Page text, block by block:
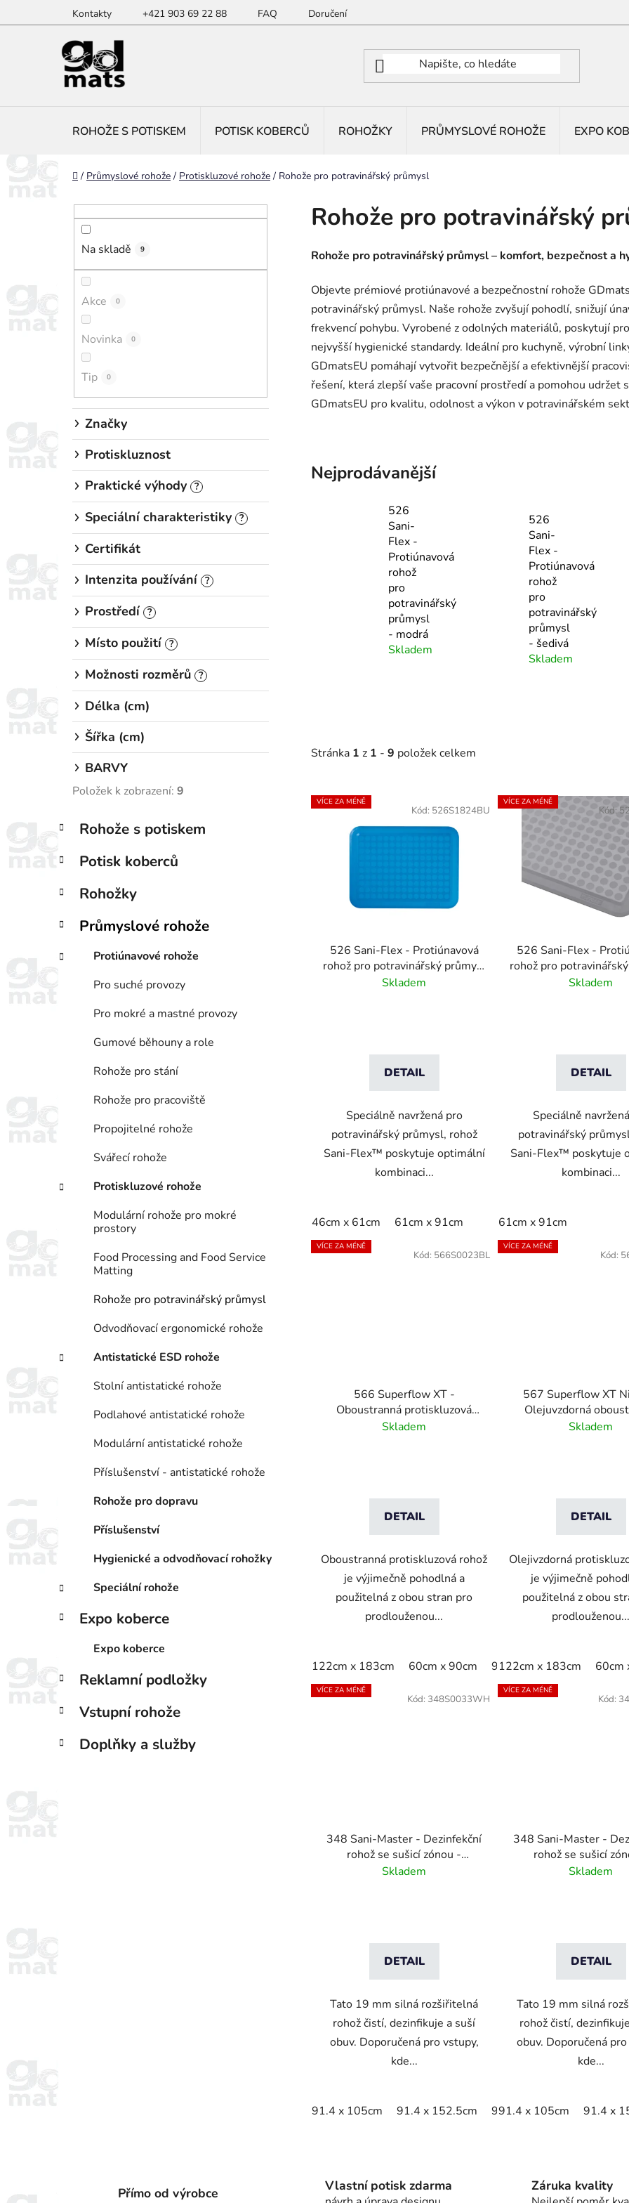
na
Kontakty +421 903 69 22 88 FAQ Doručení
ROHOŽE S POTISKEM POTISK KOBERCŮ ROHOŽKY PRŮMYSLOVÉ ROHOŽE EXPO
Domů
/ Průmyslové rohože / Protiskluzové rohože / Rohože pro potravinářský průmysl
Na skladě 9
Akce 0
Novinka 0
Tip 0
Značky
Protiskluznost
Praktické výhody ?
Speciální charakteristiky ?
Certifikát
Intenzita používání ?
Prostředí ?
Místo použití ?
Možnosti rozměrů ?
Délka (cm)
Šířka (cm)
BARVY
Položek k zobrazení: 9
Přeskočit
kategorie
K
a
e
o
i
Rohože s potiskem
Potisk koberců
Rohožky
Průmyslové rohože
Protiúnavové rohože
Pro suché provozy
Pro mokré a mastné provozy
Gumové běhouny a role
Rohože pro stání
Rohože pro pracoviště
Propojitelné rohože
Svářecí rohože
Protiskluzové rohože
Modulární rohože pro mokré
prostory
Food Processing and Food Service
Matting
Rohože pro potravinářský průmysl
Odvodňovací ergonomické rohože
Antistatické ESD rohože
Stolní antistatické rohože
Podlahové antistatické rohože
Modulární antistatické rohože
Příslušenství - antistatické rohože
Rohože pro dopravu
Příslušenství
Hygienické a odvodňovací rohožky
Speciální rohože
Expo koberce
Expo koberce
Reklamní podložky
Vstupní rohože
Doplňky a služby
Rohože pro potravinářský
Rohože pro potravinářský průmysl – komfort, bezpečnost a
Objevte prémiové protiúnavové a bezpečnostní rohože
potravinářský průmysl. Naše rohože zvyšují pohodlí, snižují
frekvencí pohybu. Vyrobené z odolných materiálů, poskytují
nejvyšší hygienické standardy. Ideální pro kuchyně, výrobní
GDmatsEU pomáhají vytvořit bezpečnější a efektivnější
řešení, která zlepší vaše pracovní prostředí a pomohou udržet
GDmatsEU pro kvalitu, odolnost a výkon v potravinářském
Nejprodávanější
526
Sani-
Flex -
Protiúnavová
rohož
pro
potravinářský
průmysl
- modrá
Skladem
526
Sani-
Flex -
Protiúnavová
rohož
pro
potravinářský
průmysl
- šedivá
Skladem
Stránka 1 z 1 - 9 položek celkem
V
ý
VÍCE ZA MÉNĚ
526 Sani-Flex - Protiúnavová
rohož pro potravinářský průmysl
- modrá
Skladem
DETAIL
Speciálně navržená pro
potravinářský průmysl, rohož
Sani-Flex™ poskytuje optimální
kombinaci...
46cm x 61cm 61cm x 91cm
Kód: 526S1824BU
VÍCE ZA MÉNĚ
526 Sani-Flex -
rohož pro
- šedivá
Skladem
DETAIL
Speciálně
potravinářský
Sani-Flex™ poskytuje
kombinaci...
61cm x 91cm
Kód:
VÍCE ZA MÉNĚ
566 Superflow XT -
Oboustranná protiskluzová
Rohož s drenáží
Skladem
DETAIL
Oboustranná protiskluzová rohož
je výjimečně pohodlná a
použitelná z obou stran pro
prodlouženou...
122cm x 183cm 60cm x 90cm 91cm x 152cm
Kód: 566S0023BL
VÍCE ZA MÉNĚ
567 Superflow XT
Olejuvzdorná
protiskluzová Rohož s
Skladem
DETAIL
Olejivzdorná
je výjimečně
použitelná z obou
prodlouženou...
122cm x 183cm 60cm
Kód:
VÍCE ZA MÉNĚ
348 Sani-Master - Dezinfekční
rohož se sušicí zónou -
antracitová/černá
Skladem
DETAIL
Tato 19 mm silná rozšiřitelná
rohož čistí, dezinfikuje a suší
obuv. Doporučená pro vstupy,
kde...
91.4 x 105cm 91.4 x 152.5cm 91.4 x 200cm
Kód: 348S0033WH
VÍCE ZA MÉNĚ
348 Sani-Master -
rohož se sušicí
antracitová/černá
Skladem
DETAIL
Tato 19 mm silná
rohož čistí,
obuv. Doporučená
kde...
91.4 x 105cm 91.4 x
Kód:
á
Přímo od výrobce Vlastní potisk zdarma Záruka kvality